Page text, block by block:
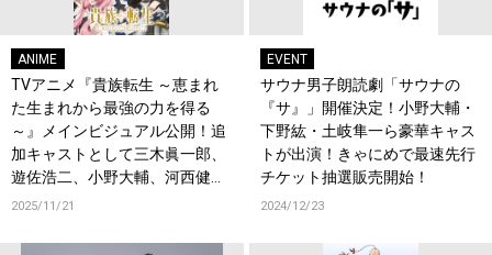
ANIME
TVアニメ『貴族転生 ～恵まれ
た生まれから最強の力を得る
～』メインビジュアル公開！追
加キャストとして三木眞一郎、
遊佐浩二、小野大輔、河西健吾
が決定！コメントも到着！
2025/11/21
EVENT
サウナ男子朗読劇「サウナの
『サ』」開催決定！小野大輔・
下野紘・土岐隼一ら豪華キャス
トが出演！きゃにめで最速先行
チケット抽選販売開始！
2024/12/23